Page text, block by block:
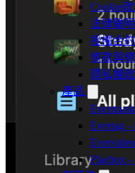
Cookie
法律聲明
授權合約
條款與
隱私權
產品
Evertag
Flacbox